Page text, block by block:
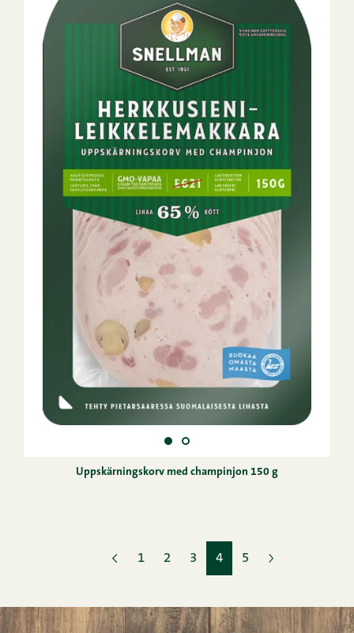
Uppskärningskorv med champinjon 150 g
1 2 3 4 5